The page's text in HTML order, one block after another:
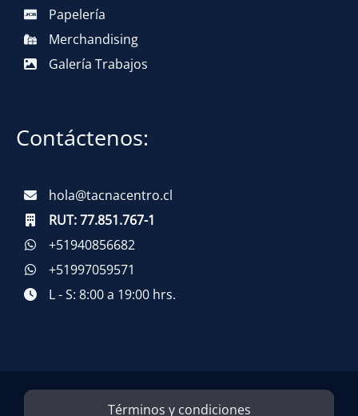
Papelería
Merchandising
Galería Trabajos
Contáctenos:
hola@tacnacentro.cl
RUT:77.851.767-1
+51940856682
+51997059571
L - S: 8:00 a 19:00 hrs.
Términos y condiciones